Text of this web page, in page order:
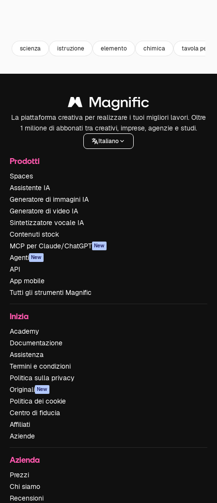
scienza istruzione elemento chimica tavola
La piattaforma creativa per realizzare i tuoi migliori lavori. Oltre
1 milione di abbonati tra creativi, imprese, agenzie e studi.
Italiano
Prodotti
Spaces
Assistente IA
Generatore di immagini IA
Generatore di video IA
Sintetizzatore vocale IA
Contenuti stock
MCP per Claude/ChatGPT New
Agenti New
API
App mobile
Tutti gli strumenti Magnific
Inizia
Academy
Documentazione
Assistenza
Termini e condizioni
Politica sulla privacy
Originali New
Politica dei cookie
Centro di fiducia
Affiliati
Aziende
Azienda
Prezzi
Chi siamo
Recensioni